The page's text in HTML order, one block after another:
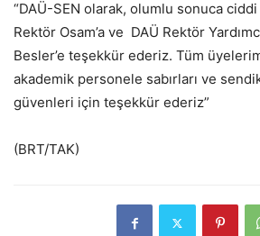
“DAÜ-SEN olarak, olumlu sonuca ciddi
Rektör Osam’a ve DAÜ Rektör
Besler’e teşekkür ederiz. Tüm
akademik personele sabırları ve
güvenleri için teşekkür ederiz”
(BRT/TAK)